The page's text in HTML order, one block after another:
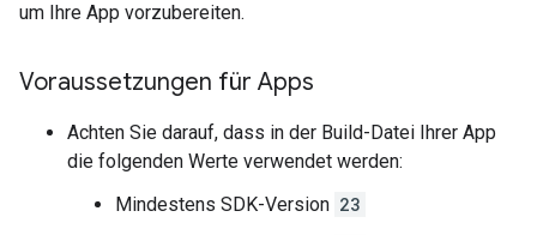
um Ihre App vorzubereiten.
Voraussetzungen für Apps
Achten Sie darauf, dass in der Build-Datei Ihrer App
die folgenden Werte verwendet werden:
Mindestens SDK-Version 23